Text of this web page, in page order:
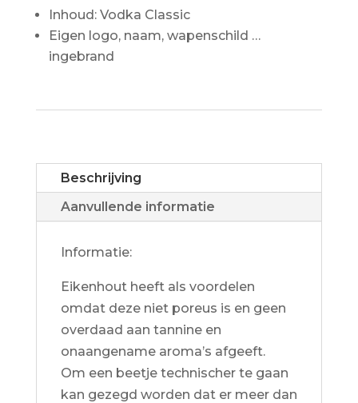
Inhoud: Vodka Classic
Eigen logo, naam, wapenschild …
ingebrand
Beschrijving
Aanvullende informatie
Informatie:
Eikenhout heeft als voordelen
omdat deze niet poreus is en geen
overdaad aan tannine en
onaangename aroma’s afgeeft.
Om een beetje technischer te gaan
kan gezegd worden dat er meer dan